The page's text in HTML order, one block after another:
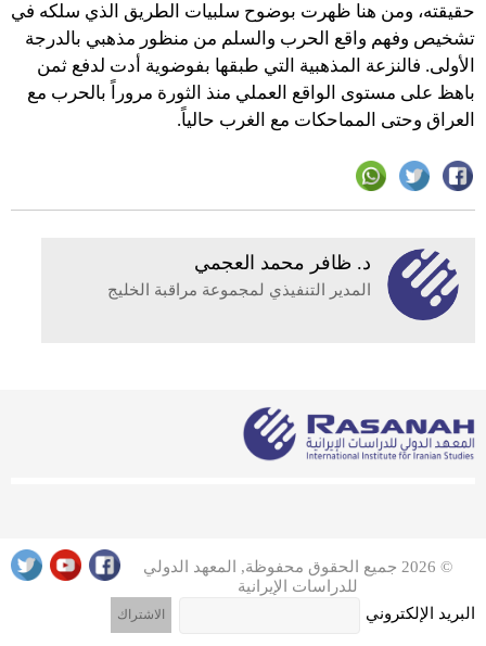
حقيقته، ومن هنا ظهرت بوضوح سلبيات الطريق الذي سلكه في
تشخيص وفهم واقع الحرب والسلم من منظور مذهبي بالدرجة
الأولى. فالنزعة المذهبية التي طبقها بفوضوية أدت لدفع ثمن
باهظ على مستوى الواقع العملي منذ الثورة مروراً بالحرب مع
العراق وحتى المماحكات مع الغرب حالياً.
د. ظافر محمد العجمي
المدير التنفيذي لمجموعة مراقبة الخليج
البريد الإلكتروني
© 2026 جميع الحقوق محفوظة, المعهد الدولي
للدراسات الإيرانية